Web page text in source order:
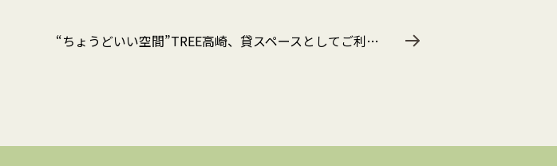
“ちょうどいい空間”TREE高崎、貸スペースとしてご利用いただけます